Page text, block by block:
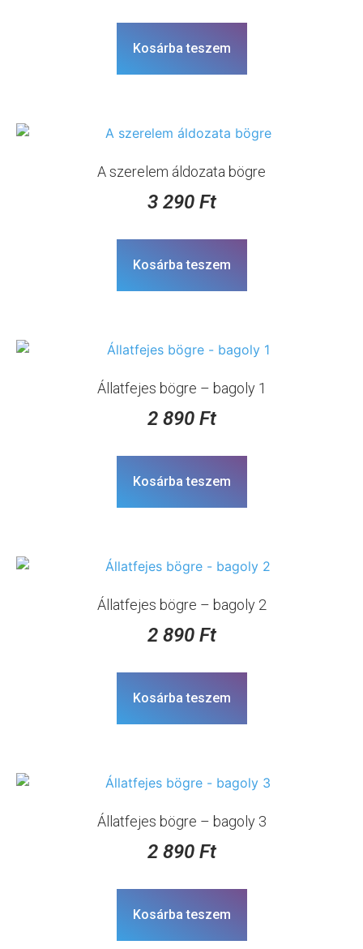
Kosárba teszem
A szerelem áldozata bögre
3 290 Ft
Kosárba teszem
Állatfejes bögre – bagoly 1
2 890 Ft
Kosárba teszem
Állatfejes bögre – bagoly 2
2 890 Ft
Kosárba teszem
Állatfejes bögre – bagoly 3
2 890 Ft
Kosárba teszem